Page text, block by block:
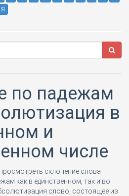
Я
по падежам
в
и
числе
склонение слова
как в единственном, так и во
слово, состоящее из